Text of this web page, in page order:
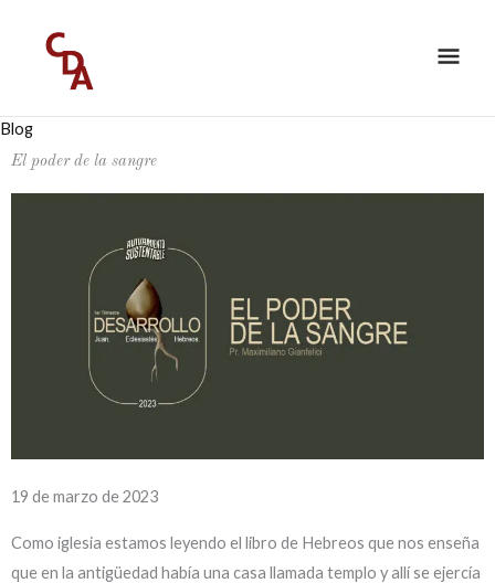
contenido
Blog
El poder de la sangre
19 de marzo de 2023
Como iglesia estamos leyendo el libro de Hebreos que nos enseña
que en la antigüedad había una casa llamada templo y allí se ejercía